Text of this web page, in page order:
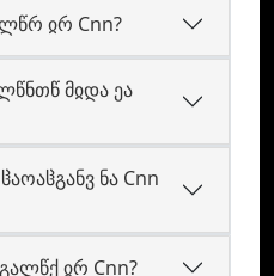
ჲრ Cnn?
მჲდა ეა
ნა Cnn
ჲრ Cnn?